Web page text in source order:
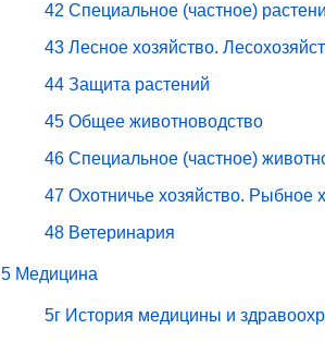
42 Специальное (частное)
43 Лесное хозяйство.
44 Защита растений
45 Общее животноводство
46 Специальное (частное)
47 Охотничье хозяйство. Рыбное
48 Ветеринария
5 Медицина
5г История медицины и